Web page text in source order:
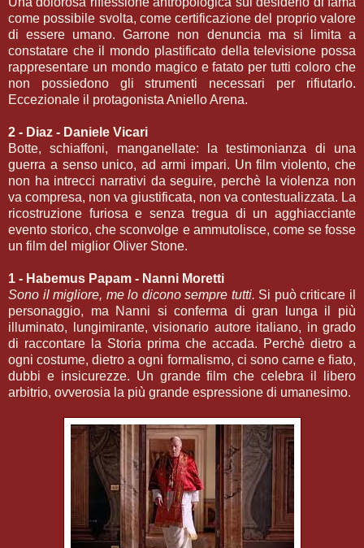
come possibile svolta, come certificazione del proprio valore
di essere umano. Garrone non denuncia ma si limita a
constatare che il mondo plastificato della televisione possa
rappresentare un mondo magico e fatato per tutti coloro che
non possiedono gli strumenti necessari per rifiutarlo.
Eccezionale il protagonista Aniello Arena.
2 - Diaz - Daniele Vicari
Botte, schiaffoni, manganellate: la testimonianza di una
guerra a senso unico, ad armi impari. Un film violento, che
non ha intrecci narrativi da seguire, perchè la violenza non
va compresa, non va giustificata, non va contestualizzata. La
ricostruzione furiosa e senza tregua di un agghiacciante
evento storico, che sconvolge e ammutolisce, come se fosse
un film del miglior Oliver Stone.
1 - Habemus Papam - Nanni Moretti
Sono il migliore, me lo dicono sempre tutti. Si può criticare il
personaggio, ma Nanni si conferma di gran lunga il più
illuminato, lungimirante, visionario autore italiano, in grado
di raccontare la Storia prima che accada. Perchè dietro a
ogni costume, dietro a ogni formalismo, ci sono carne e fiato,
dubbi e insicurezze. Un grande film che celebra il libero
arbitrio, ovverosia la più grande espressione di umanesimo.